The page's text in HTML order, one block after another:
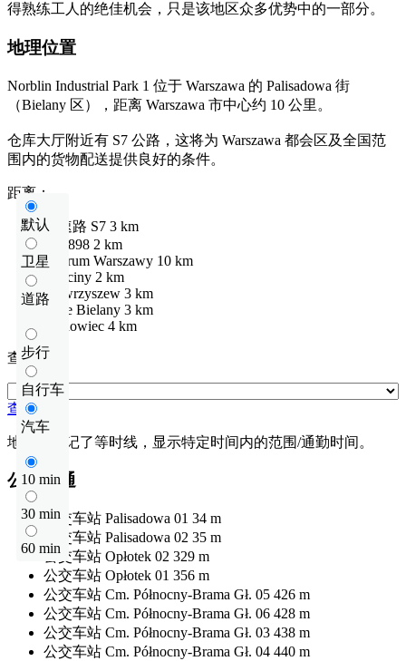
得熟练工人的绝佳机会，只是该地区众多优势中的一部分。
地理位置
Norblin Industrial Park 1 位于 Warszawa 的 Palisadowa 街
（Bielany 区），距离 Warszawa 市中心约 10 公里。
仓库大厅附近有 S7 公路，这将为 Warszawa 都会区及全国范
围内的货物配送提供良好的条件。
默认
卫星
道路
步行
自行车
汽车
10 min
30 min
60 min
距离：
快速路 S7 3 km
DW898 2 km
centrum Warszawy 10 km
Młociny 2 km
Wawrzyszew 3 km
Stare Bielany 3 km
Słodowiec 4 km
查看距离
查看距离
地图上标记了等时线，显示特定时间内的范围/通勤时间。
公共交通
公交车站 Palisadowa 01 34 m
公交车站 Palisadowa 02 35 m
公交车站 Opłotek 02 329 m
公交车站 Opłotek 01 356 m
公交车站 Cm. Północny-Brama Gł. 05 426 m
公交车站 Cm. Północny-Brama Gł. 06 428 m
公交车站 Cm. Północny-Brama Gł. 03 438 m
公交车站 Cm. Północny-Brama Gł. 04 440 m